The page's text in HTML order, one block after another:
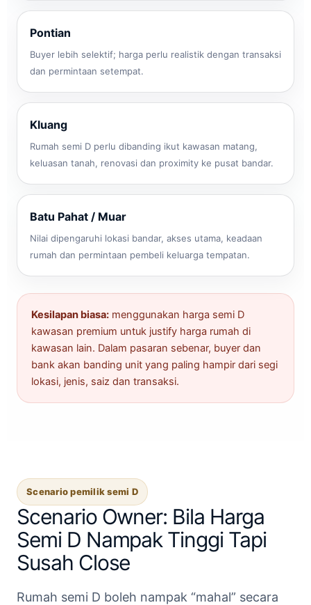
Pontian
Buyer lebih selektif; harga perlu realistik dengan transaksi
dan permintaan setempat.
Kluang
Rumah semi D perlu dibanding ikut kawasan matang,
keluasan tanah, renovasi dan proximity ke pusat bandar.
Batu Pahat / Muar
Nilai dipengaruhi lokasi bandar, akses utama, keadaan
rumah dan permintaan pembeli keluarga tempatan.
Kesilapan biasa: menggunakan harga semi D
kawasan premium untuk justify harga rumah di
kawasan lain. Dalam pasaran sebenar, buyer dan
bank akan banding unit yang paling hampir dari segi
lokasi, jenis, saiz dan transaksi.
Scenario pemilik semi D
Scenario Owner: Bila Harga
Semi D Nampak Tinggi Tapi
Susah Close
Rumah semi D boleh nampak “mahal” secara